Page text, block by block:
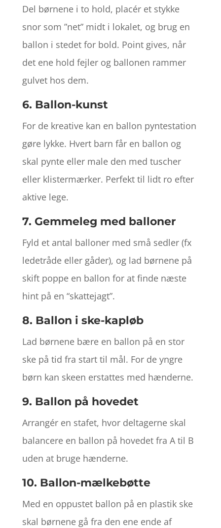
Del børnene i to hold, placér et stykke
snor som ”net” midt i lokalet, og brug en
ballon i stedet for bold. Point gives, når
det ene hold fejler og ballonen rammer
gulvet hos dem.
6. Ballon-kunst
For de kreative kan en ballon pyntestation
gøre lykke. Hvert barn får en ballon og
skal pynte eller male den med tuscher
eller klistermærker. Perfekt til lidt ro efter
aktive lege.
7. Gemmeleg med balloner
Fyld et antal balloner med små sedler (fx
ledetråde eller gåder), og lad børnene på
skift poppe en ballon for at finde næste
hint på en “skattejagt”.
8. Ballon i ske-kapløb
Lad børnene bære en ballon på en stor
ske på tid fra start til mål. For de yngre
børn kan skeen erstattes med hænderne.
9. Ballon på hovedet
Arrangér en stafet, hvor deltagerne skal
balancere en ballon på hovedet fra A til B
uden at bruge hænderne.
10. Ballon-mælkebøtte
Med en oppustet ballon på en plastik ske
skal børnene gå fra den ene ende af